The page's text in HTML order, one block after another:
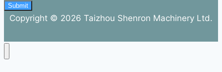
Submit
Copyright © 2026 Taizhou Shenron Machinery Ltd.